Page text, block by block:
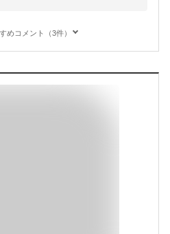
めコメント（3件）